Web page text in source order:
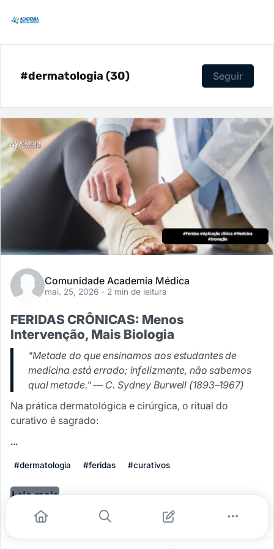
#dermatologia (30) Seguir
Comunidade Academia Médica
mai. 25, 2026 - 2 min de leitura
FERIDAS CRÔNICAS: Menos
Intervenção, Mais Biologia
"Metade do que ensinamos aos estudantes de
medicina está errado; infelizmente, não sabemos
qual metade." — C. Sydney Burwell (1893–1967)
Na prática dermatológica e cirúrgica, o ritual do
curativo é sagrado:
...
#dermatologia #feridas #curativos
Leia mais